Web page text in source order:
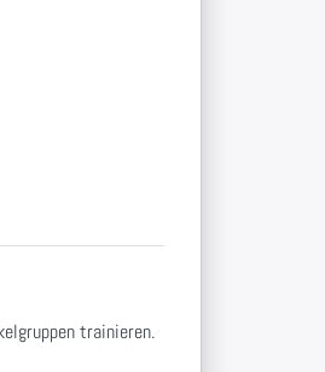
trainieren.